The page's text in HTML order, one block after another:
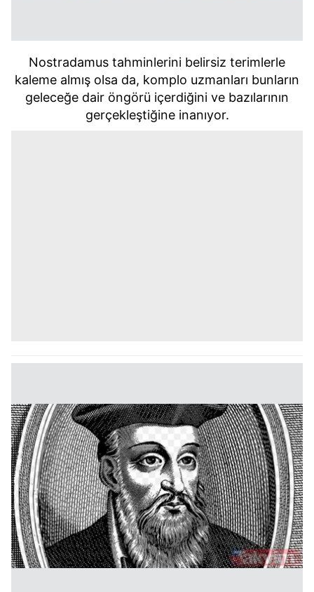
Nostradamus tahminlerini belirsiz terimlerle
kaleme almış olsa da, komplo uzmanları bunların
geleceğe dair öngörü içerdiğini ve bazılarının
gerçekleştiğine inanıyor.